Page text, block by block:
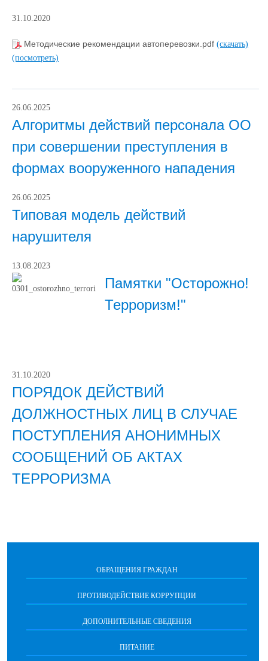
31.10.2020
Методические рекомендации автоперевозки.pdf (скачать)
(посмотреть)
26.06.2025
Алгоритмы действий персонала ОО
при совершении преступления в
формах вооруженного нападения
26.06.2025
Типовая модель действий
нарушителя
13.08.2023
Памятки "Осторожно!
Терроризм!"
31.10.2020
ПОРЯДОК ДЕЙСТВИЙ
ДОЛЖНОСТНЫХ ЛИЦ В СЛУЧАЕ
ПОСТУПЛЕНИЯ АНОНИМНЫХ
СООБЩЕНИЙ ОБ АКТАХ
ТЕРРОРИЗМА
ОБРАЩЕНИЯ ГРАЖДАН
ПРОТИВОДЕЙСТВИЕ КОРРУПЦИИ
ДОПОЛНИТЕЛЬНЫЕ СВЕДЕНИЯ
ПИТАНИЕ